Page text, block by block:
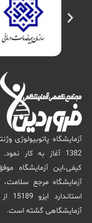
آزمایشگاه پاتوبیولوژی
1382 آغاز به کار
کیفی،این آزمایشگاه
آزمایشگاه مرجع
آزمایشگاهی گشته است.